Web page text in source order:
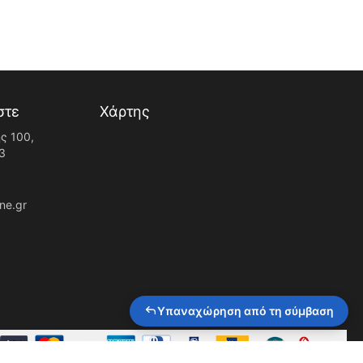
100,
Χάρτης
Υπαναχώρηση από τη σύμβαση